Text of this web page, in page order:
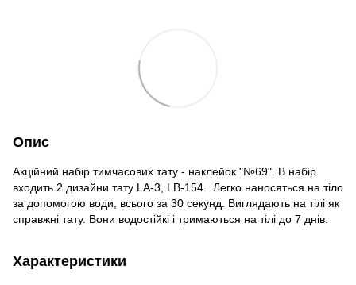
Опис
Акційний набір тимчасових тату - наклейок "№69". В набір
входить 2 дизайни тату LA-3, LB-154. Легко наносяться на тіло
за допомогою води, всього за 30 секунд. Виглядають на тілі як
справжні тату. Вони водостійкі і тримаються на тілі до 7 днів.
Характеристики